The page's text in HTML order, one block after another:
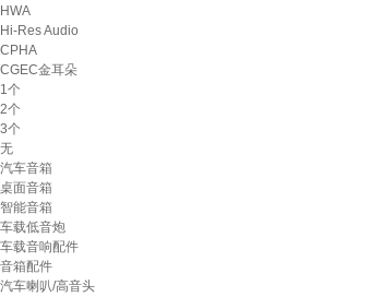
HWA
Hi-Res Audio
CPHA
CGEC金耳朵
1个
2个
3个
无
汽车音箱
桌面音箱
智能音箱
车载低音炮
车载音响配件
音箱配件
汽车喇叭/高音头